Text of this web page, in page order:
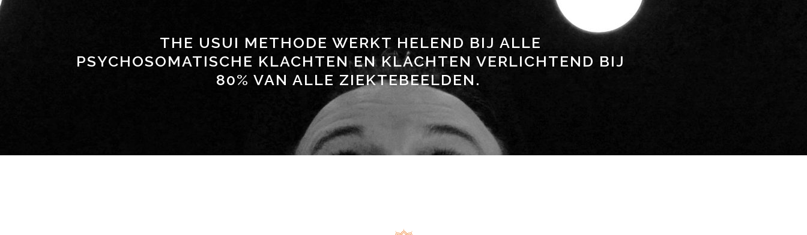
THE USUI METHODE WERKT HELEND BIJ ALLE
PSYCHOSOMATISCHE KLACHTEN EN KLACHTEN VERLICHTEND BIJ
80% VAN ALLE ZIEKTEBEELDEN.